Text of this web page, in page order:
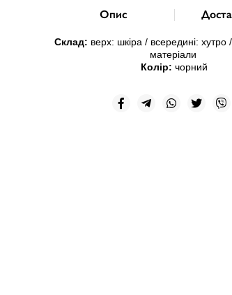
Опис
Склад: верх: шкіра / всередині: хутро/
матеріали
Колір: чорний